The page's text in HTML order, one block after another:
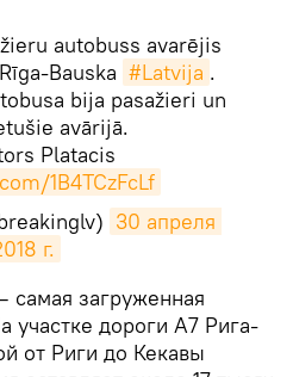
autobuss avarējis
Rīga-Bauska #Latvija .
bija pasažieri un
avārijā.
Platacis
1B4TCzFcLf
30 апреля
г.
самая загруженная
участке дороги A7 Рига-
от Риги до Кекавы